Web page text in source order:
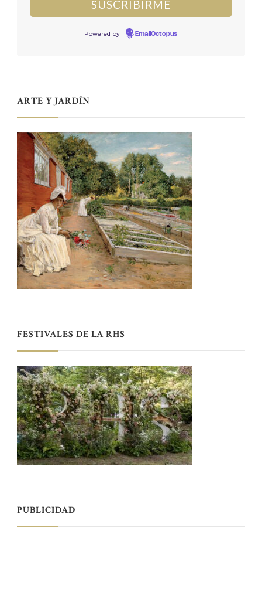
Powered by EmailOctopus
ARTE Y JARDÍN
FESTIVALES DE LA RHS
PUBLICIDAD